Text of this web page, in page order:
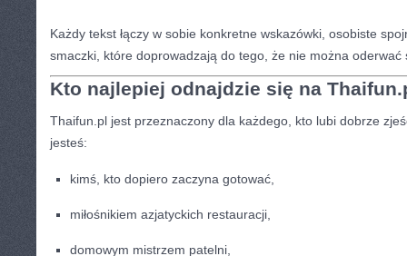
Każdy tekst łączy w sobie konkretne wskazówki, osobiste
smaczki, które doprowadzają do tego, że nie można oderwać
Kto najlepiej odnajdzie się na
Thaifun.pl jest przeznaczony dla każdego, kto lubi dobrze
jesteś:
kimś, kto dopiero zaczyna gotować,
miłośnikiem azjatyckich restauracji,
domowym mistrzem patelni,